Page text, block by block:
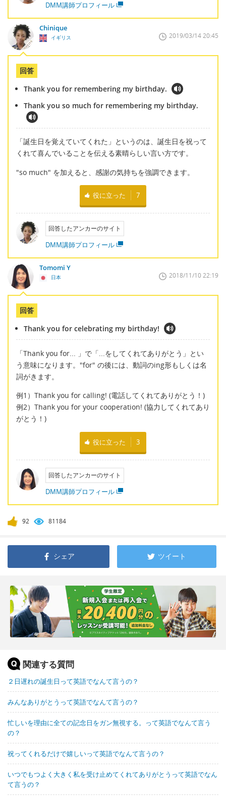
DMM講師プロフィール
Chinique
イギリス 2019/03/14 20:45
回答
Thank you for remembering my birthday.
Thank you so much for remembering my birthday.
「誕生日を覚えていてくれた」というのは、誕生日を祝って
くれて喜んでいることを伝える素晴らしい言い方です。
"so much" を加えると、感謝の気持ちを強調できます。
役に立った 7
回答したアンカーのサイト
DMM講師プロフィール
Tomomi Y
日本 2018/11/10 22:19
回答
Thank you for celebrating my birthday!
「Thank you for... 」で「...をしてくれてありがとう」とい
う意味になります。"for" の後には、動詞のing形もしくは名
詞がきます。
例1）Thank you for calling! (電話してくれてありがとう！)
例2）Thank you for your cooperation! (協力してくれてあり
がとう！)
役に立った 3
回答したアンカーのサイト
DMM講師プロフィール
92 81184
シェア ツイート
関連する質問
２日遅れの誕生日って英語でなんて言うの？
みんなありがとうって英語でなんて言うの？
忙しいを理由に全ての記念日をガン無視する。って英語でなんて言う
の？
祝ってくれるだけで嬉しいって英語でなんて言うの？
いつでもつよく大きく私を受け止めてくれてありがとうって英語でなん
て言うの？